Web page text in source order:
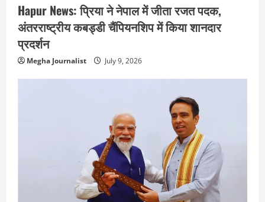
Hapur News: प्रिया ने नेपाल में जीता रजत पदक,
अंतरराष्ट्रीय कबड्डी चैंपियनशिप में किया शानदार
प्रदर्शन
Megha Journalist July 9, 2026